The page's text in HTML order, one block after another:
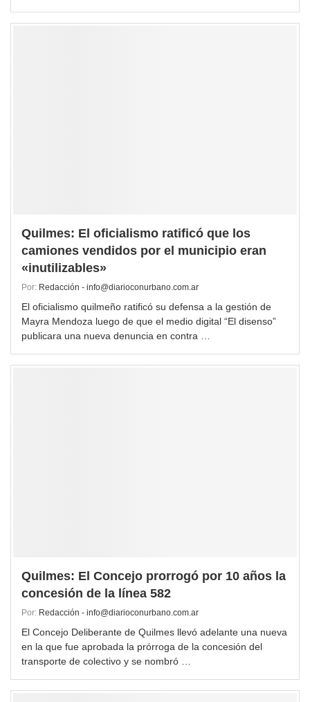
Quilmes: El oficialismo ratificó que los
camiones vendidos por el municipio eran
«inutilizables»
Por: Redacción - info@diarioconurbano.com.ar
El oficialismo quilmeño ratificó su defensa a la gestión de
Mayra Mendoza luego de que el medio digital “El disenso”
publicara una nueva denuncia en contra …
Quilmes: El Concejo prorrogó por 10 años la
concesión de la línea 582
Por: Redacción - info@diarioconurbano.com.ar
El Concejo Deliberante de Quilmes llevó adelante una nueva
en la que fue aprobada la prórroga de la concesión del
transporte de colectivo y se nombró …